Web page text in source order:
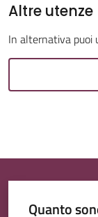
gli
argomenti...
Altre utenze
In alternativa puoi
Quanto